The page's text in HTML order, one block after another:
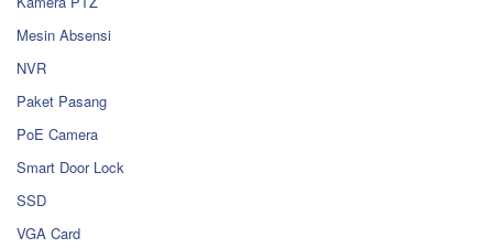
Mesin Absensi
NVR
Paket Pasang
PoE Camera
Smart Door Lock
SSD
VGA Card